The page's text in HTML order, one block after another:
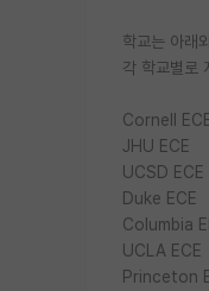
학교는 아래
각 학교별로
Cornell
JHU ECE
UCSD ECE
Duke ECE
Columbia
UCLA ECE
Princeton